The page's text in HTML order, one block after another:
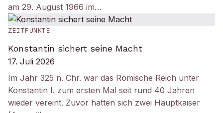
am 29. August 1966 im…
ZEITPUNKTE
Konstantin sichert seine Macht
17. Juli 2026
Im Jahr 325 n. Chr. war das Römische Reich unter
Konstantin I. zum ersten Mal seit rund 40 Jahren
wieder vereint. Zuvor hatten sich zwei Hauptkaiser